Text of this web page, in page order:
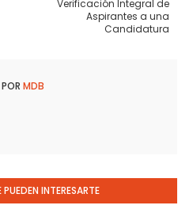
Verificación Integral de
Aspirantes a una
Candidatura
MDB
INTERESARTE